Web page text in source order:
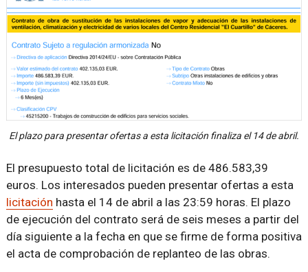
El plazo para presentar ofertas a esta licitación finaliza el 14 de abril.
El presupuesto total de licitación es de 486.583,39
euros. Los interesados pueden presentar ofertas a esta
licitación hasta el 14 de abril a las 23:59 horas. El plazo
de ejecución del contrato será de seis meses a partir del
día siguiente a la fecha en que se firme de forma positiva
el acta de comprobación de replanteo de las obras.